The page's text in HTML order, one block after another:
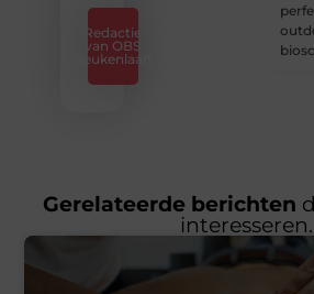
Redactie
van OBS
Beukenlaan
Gerelateerde berichten
interesseren.